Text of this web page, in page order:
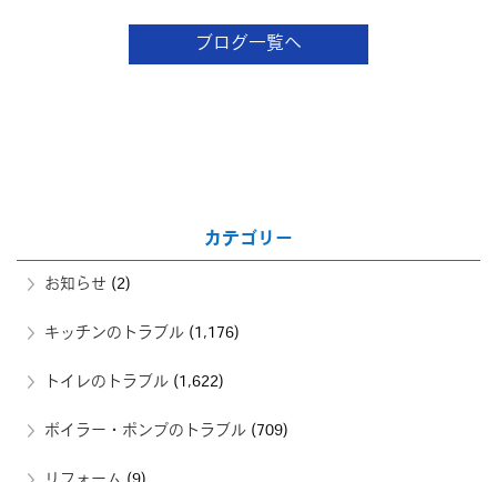
ブログ一覧へ
カテゴリー
お知らせ (2)
キッチンのトラブル (1,176)
トイレのトラブル (1,622)
ボイラー・ポンプのトラブル (709)